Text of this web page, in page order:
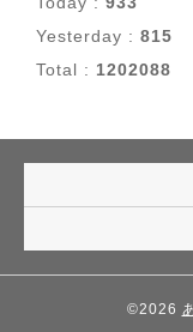
Yesterday : 815
Total : 1202088
©2026